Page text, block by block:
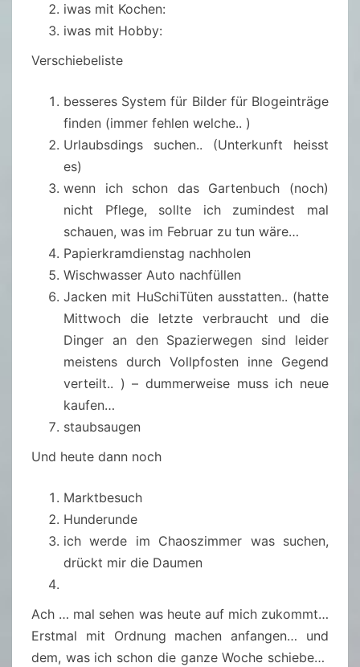
iwas mit Kochen:
iwas mit Hobby:
Verschiebeliste
besseres System für Bilder für Blogeinträge
finden (immer fehlen welche.. )
Urlaubsdings suchen.. (Unterkunft heisst
es)
wenn ich schon das Gartenbuch (noch)
nicht Pflege, sollte ich zumindest mal
schauen, was im Februar zu tun wäre…
Papierkramdienstag nachholen
Wischwasser Auto nachfüllen
Jacken mit HuSchiTüten ausstatten.. (hatte
Mittwoch die letzte verbraucht und die
Dinger an den Spazierwegen sind leider
meistens durch Vollpfosten inne Gegend
verteilt.. ) – dummerweise muss ich neue
kaufen…
staubsaugen
Und heute dann noch
Marktbesuch
Hunderunde
ich werde im Chaoszimmer was suchen,
drückt mir die Daumen
Ach … mal sehen was heute auf mich zukommt…
Erstmal mit Ordnung machen anfangen… und
dem, was ich schon die ganze Woche schiebe…